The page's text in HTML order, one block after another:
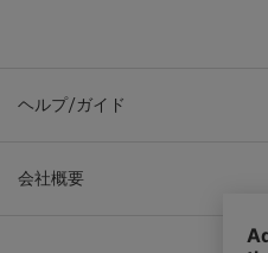
ヘルプ/ガイド
会社概要